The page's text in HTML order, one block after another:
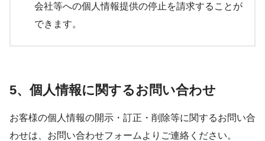
会社等への個人情報提供の停止を請求することが
できます。
5、個人情報に関するお問い合わせ
お客様の個人情報の開示・訂正・削除等に関するお問い合
わせは、お問い合わせフォームよりご連絡ください。